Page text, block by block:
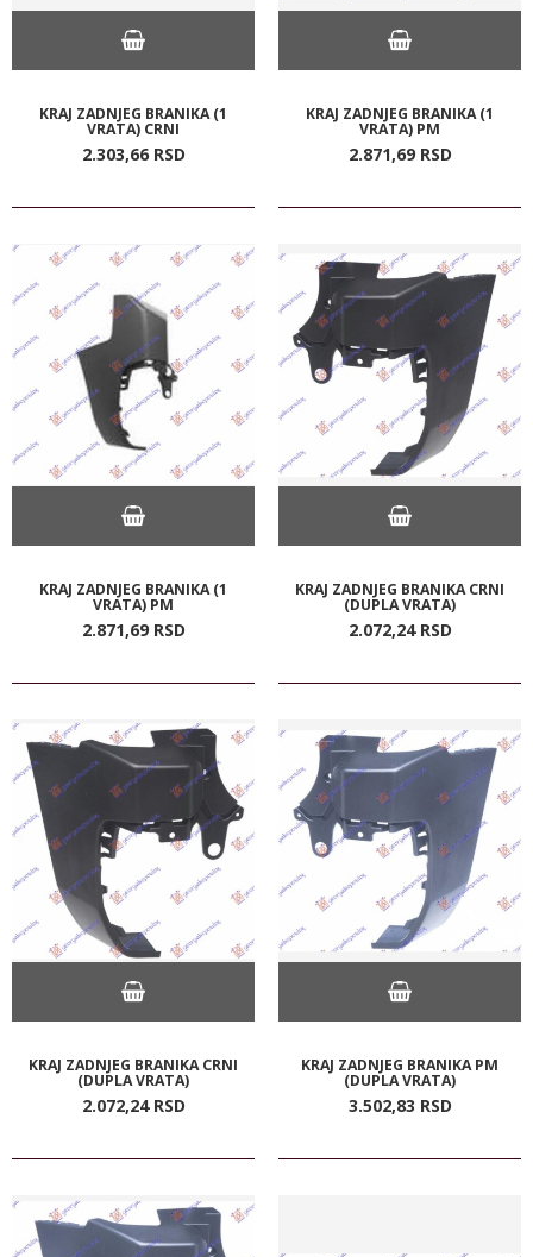
KRAJ ZADNJEG BRANIKA (1
VRATA) CRNI
2.303,66 RSD
KRAJ ZADNJEG BRANIKA (1
VRATA) PM
2.871,69 RSD
KRAJ ZADNJEG BRANIKA (1
VRATA) PM
2.871,69 RSD
KRAJ ZADNJEG BRANIKA CRNI
(DUPLA VRATA)
2.072,24 RSD
KRAJ ZADNJEG BRANIKA CRNI
(DUPLA VRATA)
2.072,24 RSD
KRAJ ZADNJEG BRANIKA PM
(DUPLA VRATA)
3.502,83 RSD